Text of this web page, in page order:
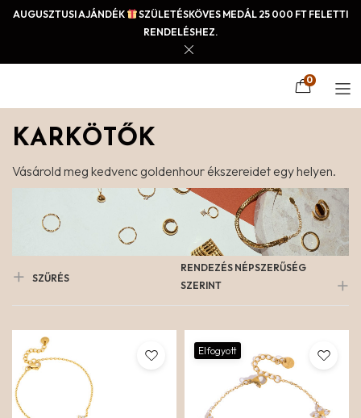
AUGUSZTUSI AJÁNDÉK
SZÜLETÉSKÖVES MEDÁL 25 000 FT FELETTI
RENDELÉSHEZ.
0
KARKÖTŐK
Vásárold meg kedvenc goldenhour ékszereidet egy helyen.
SZŰRÉS
RENDEZÉS NÉPSZERŰSÉG
SZERINT
Elfogyott